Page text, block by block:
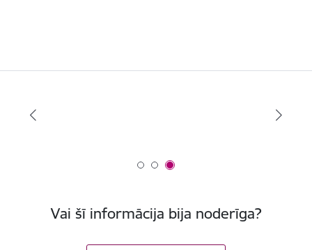
Vai šī informācija bija noderīga?